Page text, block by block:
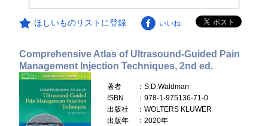
ほしいものリストに登録 いいね
Comprehensive Atlas of Ultrasound-Guided Pain
Management Injection Techniques, 2nd ed.
著者
：S.D.Waldman
ISBN
：978-1-975136-71-0
出版社
：WOLTERS KLUWER
出版年
：2020年